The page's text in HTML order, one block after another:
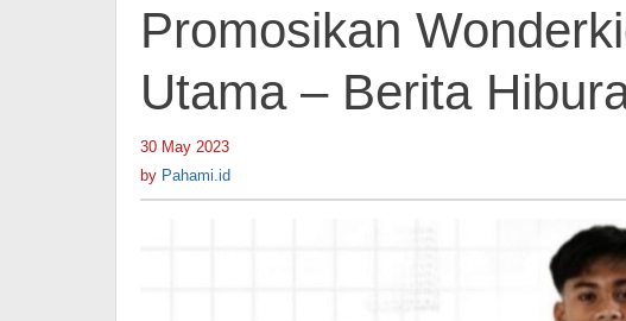
United
Promosikan
Wonderkid
U-
Tim
Promosikan
Utama – Berita
30 May 2023
by Pahami.id